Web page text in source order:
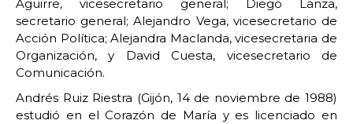
Aguirre, vicesecretario general; Diego Lanza,
secretario general; Alejandro Vega, vicesecretario de
Acción Política; Alejandra Maclanda, vicesecretaria de
Organización, y David Cuesta, vicesecretario de
Comunicación.
Andrés Ruiz Riestra (Gijón, 14 de noviembre de 1988)
estudió en el Corazón de María y es licenciado en